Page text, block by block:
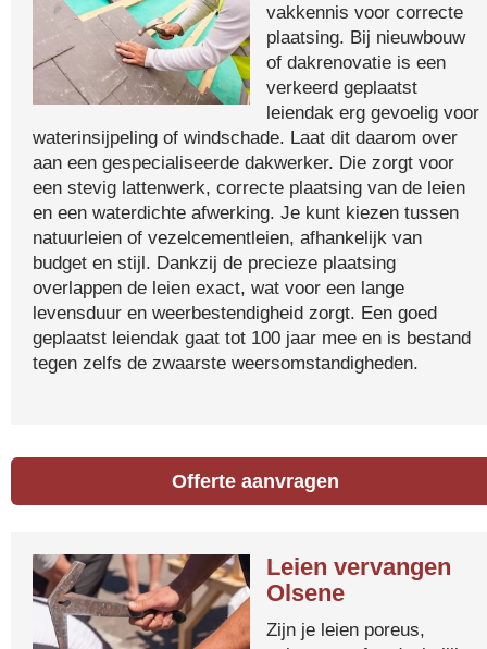
vakkennis voor correcte
plaatsing. Bij nieuwbouw
of dakrenovatie is een
verkeerd geplaatst
leiendak erg gevoelig voor
waterinsijpeling of windschade. Laat dit daarom over
aan een gespecialiseerde dakwerker. Die zorgt voor
een stevig lattenwerk, correcte plaatsing van de leien
en een waterdichte afwerking. Je kunt kiezen tussen
natuurleien of vezelcementleien, afhankelijk van
budget en stijl. Dankzij de precieze plaatsing
overlappen de leien exact, wat voor een lange
levensduur en weerbestendigheid zorgt. Een goed
geplaatst leiendak gaat tot 100 jaar mee en is bestand
tegen zelfs de zwaarste weersomstandigheden.
Offerte aanvragen
Leien vervangen
Olsene
Zijn je leien poreus,